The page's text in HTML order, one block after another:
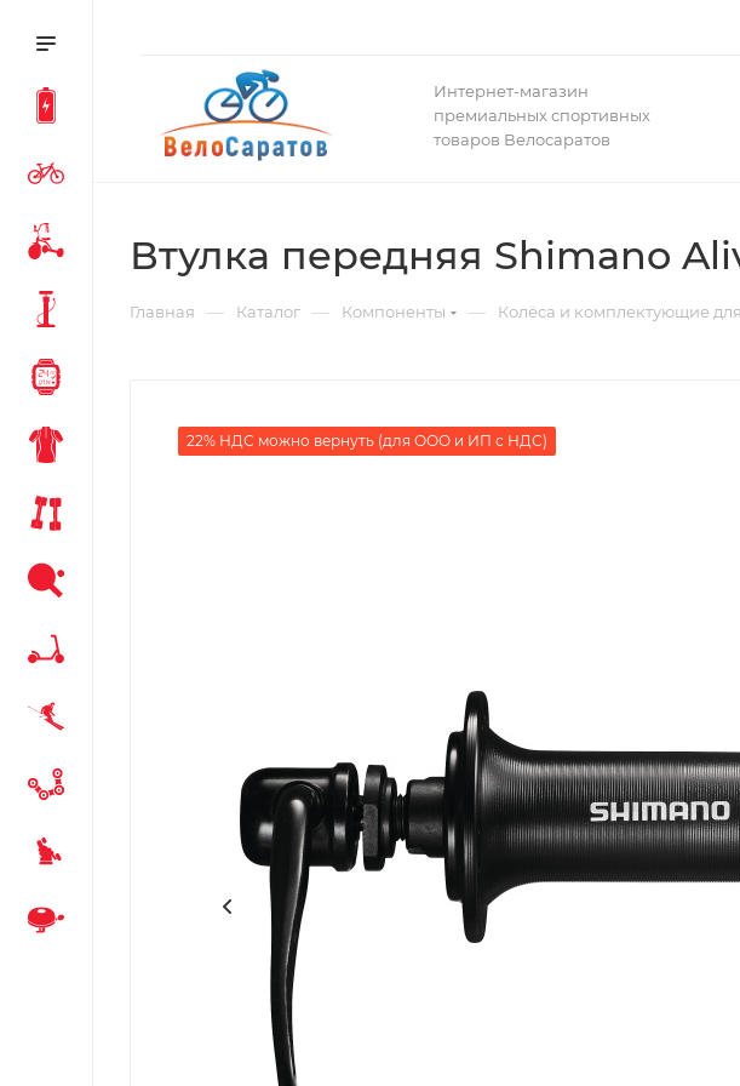
Интернет-магазин
премиальных спортивных
товаров Велосаратов
Втулка передняя Shimano
Главная — Каталог — Компоненты — Колёса и комплектующие
22% НДС можно вернуть (для ООО и ИП с НДС)